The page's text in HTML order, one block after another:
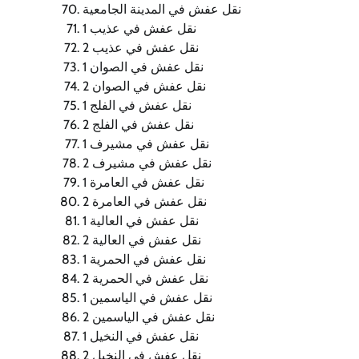
نقل عفش في المدينة الجامعية
نقل عفش في عذيب 1
نقل عفش في عذيب 2
نقل عفش في الصوان 1
نقل عفش في الصوان 2
نقل عفش في الفلج 1
نقل عفش في الفلج 2
نقل عفش في مشيرف 1
نقل عفش في مشيرف 2
نقل عفش في العامرة 1
نقل عفش في العامرة 2
نقل عفش في العالية 1
نقل عفش في العالية 2
نقل عفش في الحمرية 1
نقل عفش في الحمرية 2
نقل عفش في الياسمين 1
نقل عفش في الياسمين 2
نقل عفش في النخيل 1
نقل عفش في النخيل 2